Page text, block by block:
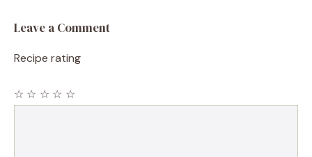
Leave a Comment
Recipe rating
☆
☆
☆
☆
☆